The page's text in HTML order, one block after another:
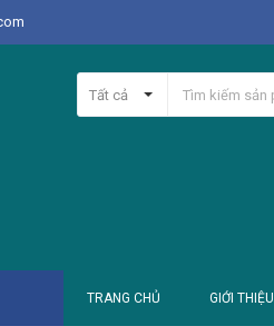
Tất cả
TRANG CHỦ GIỚI THIỆU